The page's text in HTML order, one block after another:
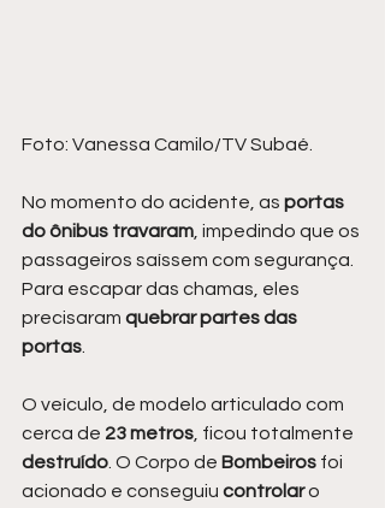
Foto: Vanessa Camilo/TV Subaé.
No momento do acidente, as portas
do ônibus travaram, impedindo que os
passageiros saíssem com segurança.
Para escapar das chamas, eles
precisaram quebrar partes das
portas.
O veículo, de modelo articulado com
cerca de 23 metros, ficou totalmente
destruído. O Corpo de Bombeiros foi
acionado e conseguiu controlar o